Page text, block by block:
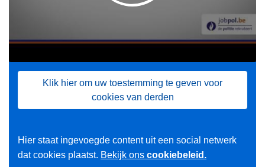
Klik hier om uw toestemming te geven voor
cookies van derden
Hier staat ingevoegde content uit een social netwerk
dat cookies plaatst. Bekijk ons cookiebeleid.